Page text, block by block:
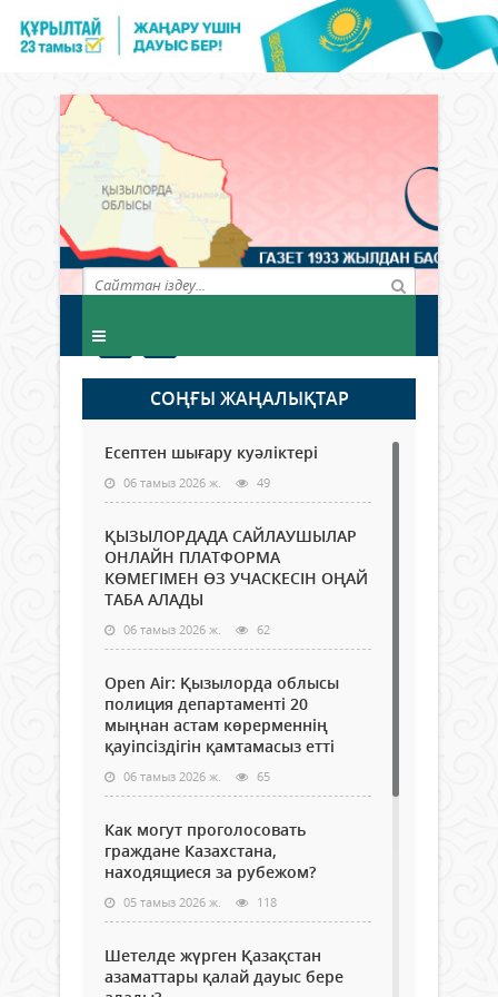
СОҢҒЫ ЖАҢАЛЫҚТАР
Есептен шығару куәліктері
06 тамыз 2026 ж. 49
ҚЫЗЫЛОРДАДА САЙЛАУШЫЛАР
ОНЛАЙН ПЛАТФОРМА
КӨМЕГІМЕН ӨЗ УЧАСКЕСІН ОҢАЙ
ТАБА АЛАДЫ
06 тамыз 2026 ж. 62
Open Air: Қызылорда облысы
полиция департаменті 20
мыңнан астам көрерменнің
қауіпсіздігін қамтамасыз етті
06 тамыз 2026 ж. 65
Как могут проголосовать
граждане Казахстана,
находящиеся за рубежом?
05 тамыз 2026 ж. 118
Шетелде жүрген Қазақстан
азаматтары қалай дауыс бере